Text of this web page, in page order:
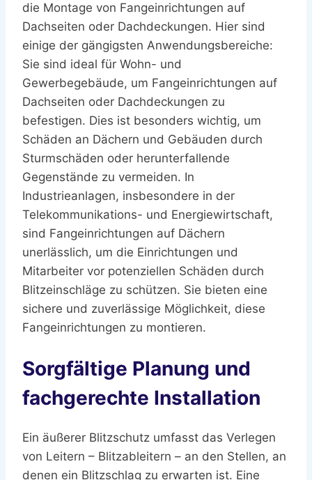
die Montage von Fangeinrichtungen auf
Dachseiten oder Dachdeckungen. Hier sind
einige der gängigsten Anwendungsbereiche:
Sie sind ideal für Wohn- und
Gewerbegebäude, um Fangeinrichtungen auf
Dachseiten oder Dachdeckungen zu
befestigen. Dies ist besonders wichtig, um
Schäden an Dächern und Gebäuden durch
Sturmschäden oder herunterfallende
Gegenstände zu vermeiden. In
Industrieanlagen, insbesondere in der
Telekommunikations- und Energiewirtschaft,
sind Fangeinrichtungen auf Dächern
unerlässlich, um die Einrichtungen und
Mitarbeiter vor potenziellen Schäden durch
Blitzeinschläge zu schützen. Sie bieten eine
sichere und zuverlässige Möglichkeit, diese
Fangeinrichtungen zu montieren.
Sorgfältige Planung und
fachgerechte Installation
Ein äußerer Blitzschutz umfasst das Verlegen
von Leitern – Blitzableitern – an den Stellen, an
denen ein Blitzschlag zu erwarten ist. Eine